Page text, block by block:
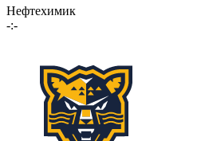
Нефтехимик
-:-